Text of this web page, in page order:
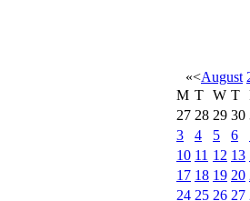
«<August
M T W T
27 28 29 30
3
4 5 6
10 11 12 13
17 18 19 20
24 25 26 27